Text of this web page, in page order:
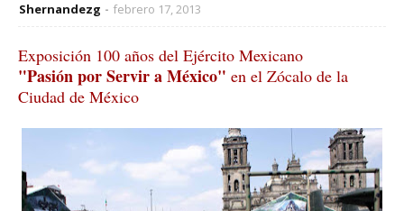
Shernandezg febrero 17, 2013
Exposición 100 años del Ejército Mexicano
"Pasión por Servir a México" en el Zócalo de la
Ciudad de México